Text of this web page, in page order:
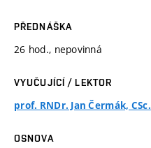
PŘEDNÁŠKA
26 hod., nepovinná
VYUČUJÍCÍ / LEKTOR
prof. RNDr. Jan Čermák, CSc.
OSNOVA